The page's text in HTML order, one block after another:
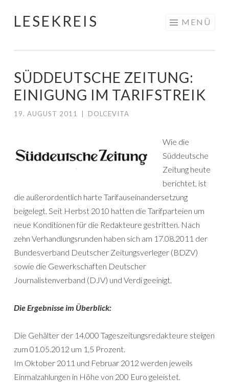
Springe
LESEKREIS MENÜ
SÜDDEUTSCHE ZEITUNG:
EINIGUNG IM TARIFSTREIK
19. AUGUST 2011 DOLCEVITA
Wie die
Süddeutsche
Zeitung heute
berichtet, ist
die außerordentlich harte Tarifauseinandersetzung
beigelegt. Seit Herbst 2010 hatten die Tarifparteien um
neue Konditionen für die Redakteure gestritten. Nach
zehn Verhandlungsrunden haben sich am 17.08.2011 der
Bundesverband Deutscher Zeitungsverleger (BDZV)
sowie die Gewerkschaften Deutscher
Journalistenverband (DJV) und Verdi geeinigt.
Die Ergebnisse im Überblick:
Die Gehälter der 14.000 Tageszeitungsredakteure steigen
zum 01.05.2012 um 1,5 Prozent.
Im Oktober 2011 und Februar 2012 werden jeweils
Einmalzahlungen in Höhe von 200 Euro geleistet.